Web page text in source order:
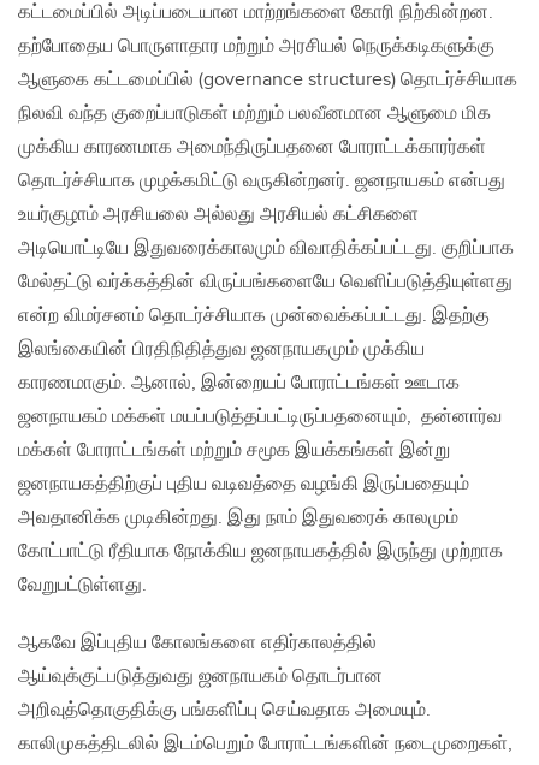
கட்டமைப்பில் அடிப்படையான மாற்றங்களை கோரி நிற்கின்றன.
தற்போதைய பொருளாதார மற்றும் அரசியல் நெருக்கடிகளுக்கு
ஆளுகை கட்டமைப்பில் (governance structures) தொடர்ச்சியாக
நிலவி வந்த குறைப்பாடுகள் மற்றும் பலவீனமான ஆளுமை மிக
முக்கிய காரணமாக அமைந்திருப்பதனை போராட்டக்காரர்கள்
தொடர்ச்சியாக முழக்கமிட்டு வருகின்றனர். ஜனநாயகம் என்பது
உயர்குழாம் அரசியலை அல்லது அரசியல் கட்சிகளை
அடியொட்டியே இதுவரைக்காலமும் விவாதிக்கப்பட்டது. குறிப்பாக
மேல்தட்டு வர்க்கத்தின் விருப்பங்களையே வெளிப்படுத்தியுள்ளது
என்ற விமர்சனம் தொடர்ச்சியாக முன்வைக்கப்பட்டது. இதற்கு
இலங்கையின் பிரதிநிதித்துவ ஜனநாயகமும் முக்கிய
காரணமாகும். ஆனால், இன்றையப் போராட்டங்கள் ஊடாக
ஜனநாயகம் மக்கள் மயப்படுத்தப்பட்டிருப்பதனையும், தன்னார்வ
மக்கள் போராட்டங்கள் மற்றும் சமூக இயக்கங்கள் இன்று
ஜனநாயகத்திற்குப் புதிய வடிவத்தை வழங்கி இருப்பதையும்
அவதானிக்க முடிகின்றது. இது நாம் இதுவரைக் காலமும்
கோட்பாட்டு ரீதியாக நோக்கிய ஜனநாயகத்தில் இருந்து முற்றாக
வேறுபட்டுள்ளது.
ஆகவே இப்புதிய கோலங்களை எதிர்காலத்தில்
ஆய்வுக்குட்படுத்துவது ஜனநாயகம் தொடர்பான
அறிவுத்தொகுதிக்கு பங்களிப்பு செய்வதாக அமையும்.
காலிமுகத்திடலில் இடம்பெறும் போராட்டங்களின் நடைமுறைகள்,